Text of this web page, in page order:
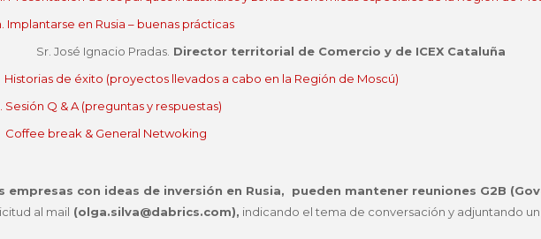
Implantarse en Rusia – buenas prácticas
Sr. José Ignacio Pradas. Director territorial de Comercio y de ICEX Cataluña
Historias de éxito (proyectos llevados a cabo en la Región de Moscú)
Sesión Q & A (preguntas y respuestas)
break & General Netwoking
empresas con ideas de inversión en Rusia, pueden mantener reuniones G2B
al mail (olga.silva@dabrics.com), indicando el tema de conversación y adjuntando